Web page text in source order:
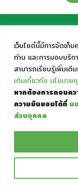
เว็บไซต์นี้มีการจัดเก็
ท่าน และการมอบบริ
สามารถเรียนรู้เพิ่มเติ
เติมเกี่ยวกับ นโยบาย
หากต้องการถอนค
ความยินยอมได้ที่ แ
ส่วนบุคคล
วันและเวลาทำการ
วันจันทร์ - วันศุกร์
©